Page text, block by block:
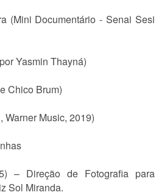
(Mini Documentário - Senai Sesi
Yasmin Thayná)
Chico Brum)
Warner Music, 2019)
– Direção de Fotografia para
Sol Miranda.